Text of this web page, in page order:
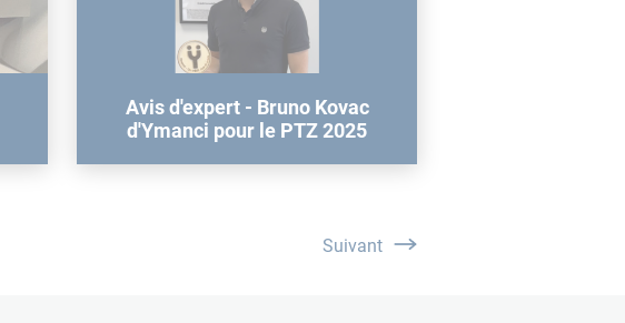
Avis d'expert - Bruno Kovac
d'Ymanci pour le PTZ 2025
Suivant